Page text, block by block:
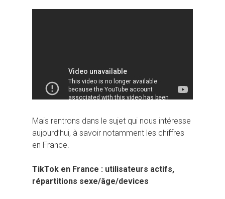
Mais rentrons dans le sujet qui nous intéresse
aujourd’hui, à savoir notamment les chiffres
en France.
TikTok en France : utilisateurs actifs,
répartitions sexe/âge/devices